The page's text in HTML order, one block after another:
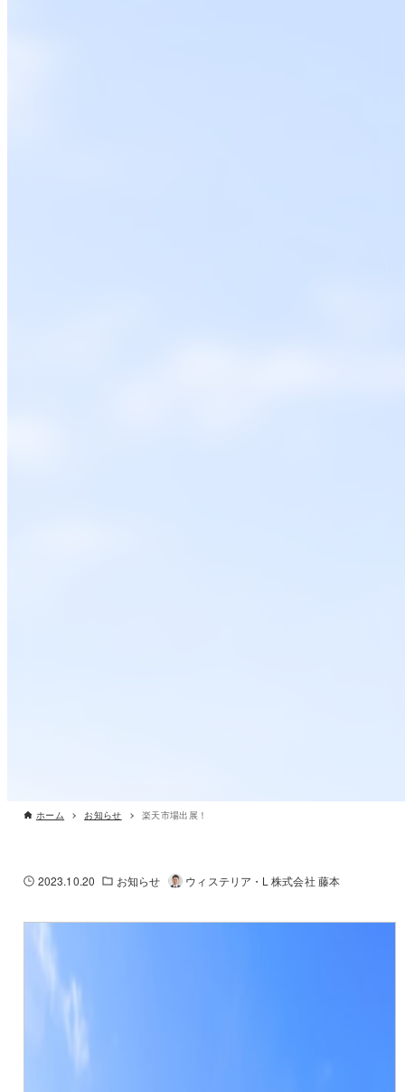
ホーム お知らせ 楽天市場出展！
2023.10.20 お知らせ ウィステリア・L 株式会社 藤本